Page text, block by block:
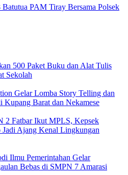
PAM Tiray Bersama Polsek
500 Paket Buku dan Alat Tulis
Sekolah
Gelar Lomba Story Telling dan
Kupang Barat dan Nekamese
2 Fatbar Ikut MPLS, Kepsek
Jadi Ajang Kenal Lingkungan
Ilmu Pemerintahan Gelar
Bebas di SMPN 7 Amarasi